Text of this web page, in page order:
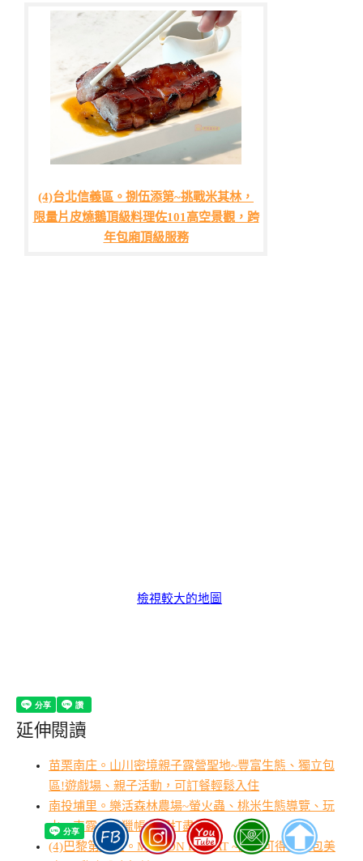
(4)台北信義區。捌伍添第~挑戰米其林，
限量片皮燒鵝頂級料理佐101高空景觀，跨
年包廂頂級服務
檢視較大的地圖
延伸閱讀
苗栗南庄。山川密境親子露營聖地~豐富生態、獨立包
區!遊戲場、親子活動，可訂餐輕鬆入住
南投埔里。樂活森林農場~螢火蟲、桃米生態導覽、玩
水、車露、狩獵帳一網打盡
(4)巴黎第16區。MAISON PRIVAT ~隨手可得的麵包美